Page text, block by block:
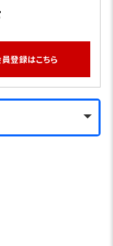
登録はこちら